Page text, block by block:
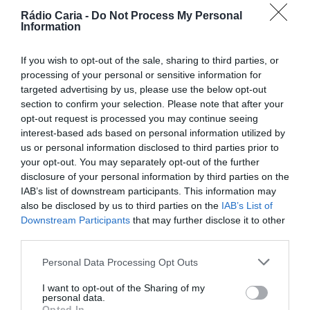
Rádio Caria - Do Not Process My Personal
Information
If you wish to opt-out of the sale, sharing to third parties, or
processing of your personal or sensitive information for
targeted advertising by us, please use the below opt-out
section to confirm your selection. Please note that after your
opt-out request is processed you may continue seeing
interest-based ads based on personal information utilized by
us or personal information disclosed to third parties prior to
your opt-out. You may separately opt-out of the further
disclosure of your personal information by third parties on the
IAB’s list of downstream participants. This information may
also be disclosed by us to third parties on the IAB’s List of
Downstream Participants that may further disclose it to other
Personal Data Processing Opt Outs
I want to opt-out of the Sharing of my
personal data.
No próximo dia20 de dezembro de 2024, sexta-feira, o
sabor e a tradição juntam-se na Praça do Município do
Fundão, numa iniciativa dedicada aos azeites da região.
Entre as 15h00 e as 19h00, irá decorrer uma
Degustação
de Azeites, proporcionando ao público a oportunidade de
experimentar e conhecer melhor este produto de
excelência local.
Para enriquecer ainda mais o evento, o Chef Daniel Lopes
realizará umLive Cooking , onde irá demonstrar como
utilizar os azeites da região em receitas criativas e
PARTILHAR ESTE ARTIGO
Facebook
Mastodon
Email
Share